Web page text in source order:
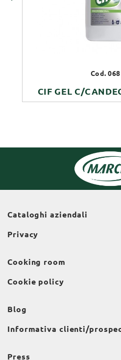
Cod.
CIF GEL C/
Cataloghi aziendali
Privacy
Cooking room
Cookie policy
Blog
Informativa clienti/
Press